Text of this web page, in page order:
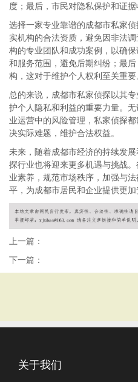
度；最后，市民对隐私保护和证据
选择一家专业靠谱的成都市私家
实机构的合法资质，避免因非法
构的专业团队和成功案例，以确
和服务范围，避免后期纠纷；最
构，这对于维护个人权利至关重要
总的来说，成都市私家侦探以其
护个人隐私和利益的重要力量。
业运营中的风险管理，私家侦探
决实际难题，维护合法权益。
未来，随着成都市经济的持续发
探行业也将迎来更多机遇与挑战
业素养，规范市场秩序，加强与
平，为成都市居民和企业提供更加
上一篇：
下一篇：
关于我们